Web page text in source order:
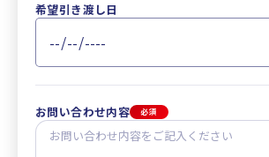
希望引き渡し日
お問い合わせ内容 必須